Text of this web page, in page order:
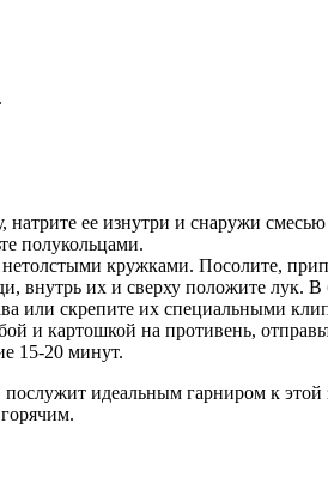
натрите ее изнутри и снаружи
полукольцами.
кружками. Посолите,
внутрь их и сверху положите
или скрепите их специальными
и картошкой на противень,
15-20 минут.
послужит идеальным гарниром к